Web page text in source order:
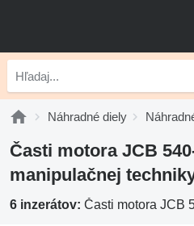
Náhradné diely
Časti motora JCB
manipulačnej
6 inzerátov: Časti motora JCB